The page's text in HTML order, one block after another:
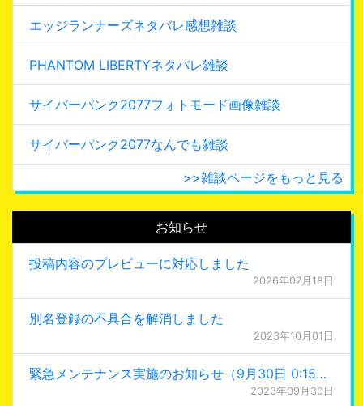
エッジランナーズネタバレ感想雑談
PHANTOM LIBERTYネタバレ雑談
サイバーパンク2077フォトモード画像雑談
サイバーパンク2077なんでも雑談
>>雑談ページをもっと見る
お知らせ
投稿内容のプレビューに対応しました
2026年07月18日
別名登録の不具合を解消しました
2023年10月01日
緊急メンテナンス実施のお知らせ（9月30日 0:15更新）
2023年09月30日